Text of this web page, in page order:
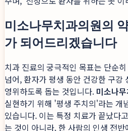
미소나무치과의원의
가 되어드리겠습니다
치과 진료의 궁극적인 목표는 단순
넘어, 환자가 평생 동안 건강한 구강
영위하도록 돕는 것입니다. 미소나
실현하기 위해 '평생 주치의'라는 개
있습니다. 이는 특정 치료가 끝났다
는 것이 아니라, 한 사람의 인생 전